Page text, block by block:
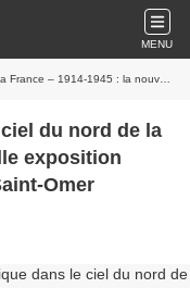
MENU
exposition temporaire de la Coupole de Saint-Omer
du nord de la
exposition
Omer